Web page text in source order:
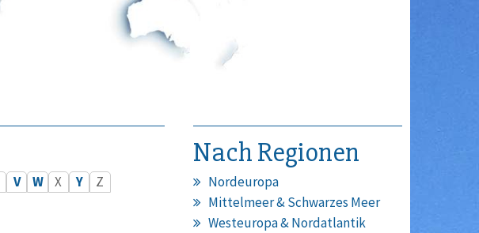
V W X Y Z
Nach Regionen
Nordeuropa
Mittelmeer & Schwarzes Meer
Westeuropa & Nordatlantik